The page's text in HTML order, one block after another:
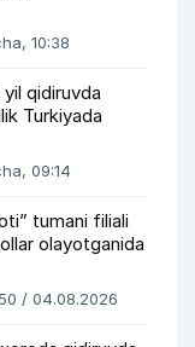
10:38
yil qidiruvda
Turkiyada
09:14
tumani filiali
olayotganida
/ 04.08.2026